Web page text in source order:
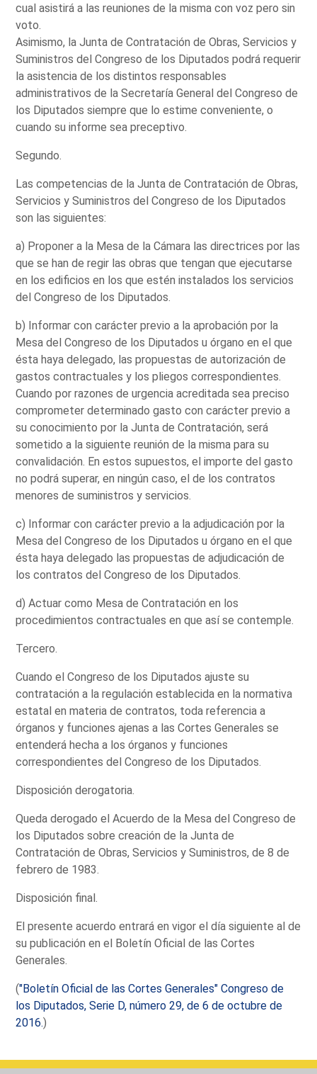
cual asistirá a las reuniones de la misma con voz pero sin
voto.
Asimismo, la Junta de Contratación de Obras, Servicios y
Suministros del Congreso de los Diputados podrá requerir
la asistencia de los distintos responsables
administrativos de la Secretaría General del Congreso de
los Diputados siempre que lo estime conveniente, o
cuando su informe sea preceptivo.
Segundo.
Las competencias de la Junta de Contratación de Obras,
Servicios y Suministros del Congreso de los Diputados
son las siguientes:
a) Proponer a la Mesa de la Cámara las directrices por las
que se han de regir las obras que tengan que ejecutarse
en los edificios en los que estén instalados los servicios
del Congreso de los Diputados.
b) Informar con carácter previo a la aprobación por la
Mesa del Congreso de los Diputados u órgano en el que
ésta haya delegado, las propuestas de autorización de
gastos contractuales y los pliegos correspondientes.
Cuando por razones de urgencia acreditada sea preciso
comprometer determinado gasto con carácter previo a
su conocimiento por la Junta de Contratación, será
sometido a la siguiente reunión de la misma para su
convalidación. En estos supuestos, el importe del gasto
no podrá superar, en ningún caso, el de los contratos
menores de suministros y servicios.
c) Informar con carácter previo a la adjudicación por la
Mesa del Congreso de los Diputados u órgano en el que
ésta haya delegado las propuestas de adjudicación de
los contratos del Congreso de los Diputados.
d) Actuar como Mesa de Contratación en los
procedimientos contractuales en que así se contemple.
Tercero.
Cuando el Congreso de los Diputados ajuste su
contratación a la regulación establecida en la normativa
estatal en materia de contratos, toda referencia a
órganos y funciones ajenas a las Cortes Generales se
entenderá hecha a los órganos y funciones
correspondientes del Congreso de los Diputados.
Disposición derogatoria.
Queda derogado el Acuerdo de la Mesa del Congreso de
los Diputados sobre creación de la Junta de
Contratación de Obras, Servicios y Suministros, de 8 de
febrero de 1983.
Disposición final.
El presente acuerdo entrará en vigor el día siguiente al de
su publicación en el Boletín Oficial de las Cortes
Generales.
("Boletín Oficial de las Cortes Generales" Congreso de
los Diputados, Serie D, número 29, de 6 de octubre de
2016.)